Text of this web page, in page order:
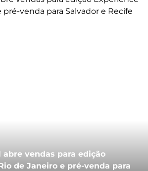
vendas para edição
de Janeiro e pré-venda para